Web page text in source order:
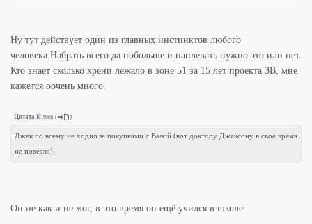
Ну тут действует один из главных инстинктов любого
человека.Набрать всего да побольше и наплевать нужно это или нет.
Кто знает сколько хрени лежало в зоне 51 за 15 лет проекта ЗВ, мне
кажется оочень много.
Цитата Kitten ( )
Джек по всему не ходил за покупками с Валой (вот доктору Джексону в своё время
не повезло).
Он не как и не мог, в это время он ещё учился в школе.